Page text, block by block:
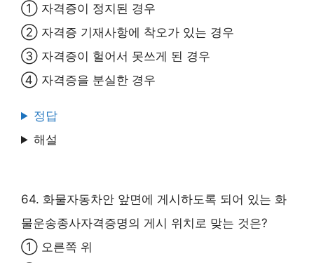
① 자격증이 정지된 경우
② 자격증 기재사항에 착오가 있는 경우
③ 자격증이 헐어서 못쓰게 된 경우
④ 자격증을 분실한 경우
정답
해설
64. 화물자동차안 앞면에 게시하도록 되어 있는 화
물운송종사자격증명의 게시 위치로 맞는 것은?
① 오른쪽 위